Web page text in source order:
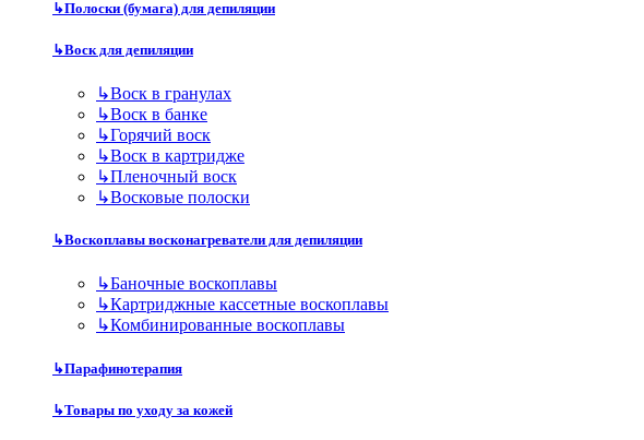
↳Полоски (бумага) для депиляции
↳Воск для депиляции
↳Воск в гранулах
↳Воск в банке
↳Горячий воск
↳Воск в картридже
↳Пленочный воск
↳Восковые полоски
↳Воскоплавы восконагреватели для депиляции
↳Баночные воскоплавы
↳Картриджные кассетные воскоплавы
↳Комбинированные воскоплавы
↳Парафинотерапия
↳Товары по уходу за кожей